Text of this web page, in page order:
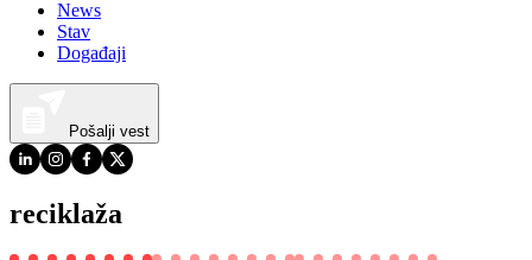
News
Stav
Događaji
Pošalji vest
reciklaža